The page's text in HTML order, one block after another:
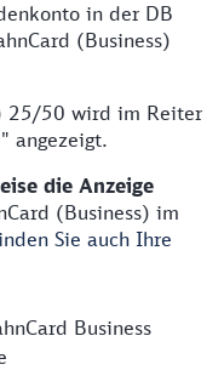
in der DB
(Business)
25/50 wird im Reiter
angezeigt.
die Anzeige
(Business) im
Sie auch Ihre
Business